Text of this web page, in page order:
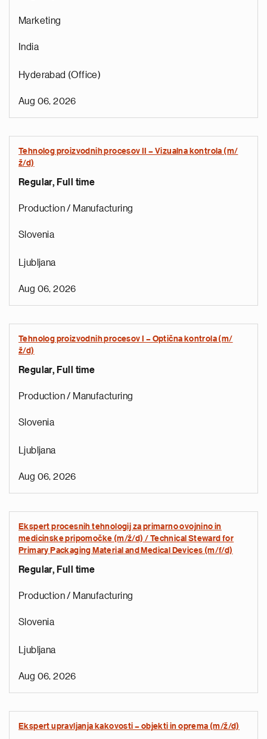
Marketing
India
Hyderabad (Office)
Aug 06, 2026
Tehnolog proizvodnih procesov II – Vizualna kontrola (m/
ž/d)
Regular, Full time
Production / Manufacturing
Slovenia
Ljubljana
Aug 06, 2026
Tehnolog proizvodnih procesov I – Optična kontrola (m/
ž/d)
Regular, Full time
Production / Manufacturing
Slovenia
Ljubljana
Aug 06, 2026
Ekspert procesnih tehnologij za primarno ovojnino in
medicinske pripomočke (m/ž/d) / Technical Steward for
Primary Packaging Material and Medical Devices (m/f/d)
Regular, Full time
Production / Manufacturing
Slovenia
Ljubljana
Aug 06, 2026
Ekspert upravljanja kakovosti – objekti in oprema (m/ž/d)